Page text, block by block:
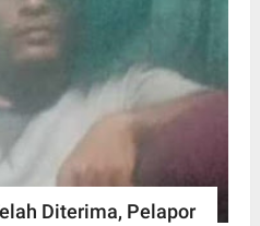
Diterima, Pelapor